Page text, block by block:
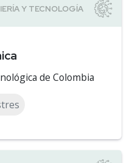
de Colombia